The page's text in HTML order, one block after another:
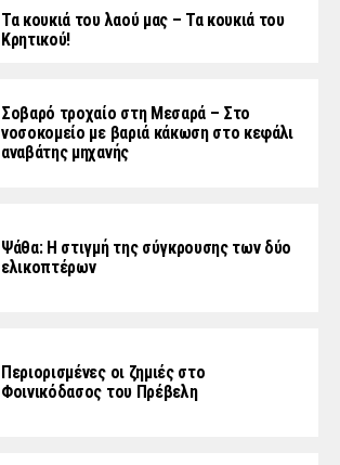
Τα κουκιά του λαού μας – Τα κουκιά του
Κρητικού!
Σοβαρό τροχαίο στη Μεσαρά – Στο
νοσοκομείο με βαριά κάκωση στο κεφάλι
αναβάτης μηχανής
Ψάθα: Η στιγμή της σύγκρουσης των δύο
ελικοπτέρων
Περιορισμένες οι ζημιές στο
Φοινικόδασος του Πρέβελη